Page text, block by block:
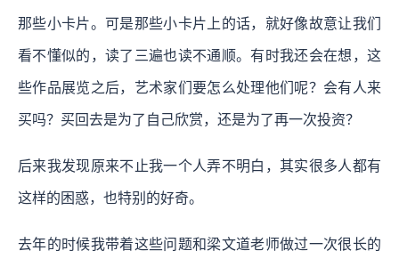
那些小卡片。可是那些小卡片上的话，就好像故意让我们
看不懂似的，读了三遍也读不通顺。有时我还会在想，这
些作品展览之后，艺术家们要怎么处理他们呢？会有人来
买吗？买回去是为了自己欣赏，还是为了再一次投资？
后来我发现原来不止我一个人弄不明白，其实很多人都有
这样的困惑，也特别的好奇。
去年的时候我带着这些问题和梁文道老师做过一次很长的